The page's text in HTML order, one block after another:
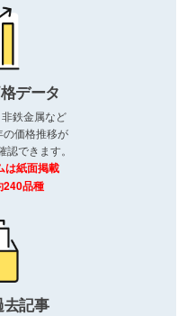
データ
鉄金属など
価格推移が
できます。
は紙面掲載
240品種
去記事